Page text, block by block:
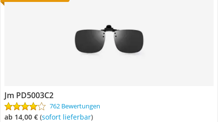
Jm PD5003C2
762 Bewertungen
ab 14,00 € ( Sofort lieferbar)